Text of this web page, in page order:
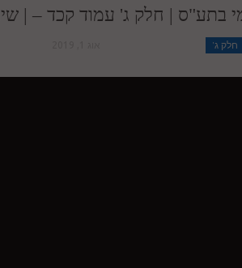
בתע"ס | חלק ג' עמוד קכד – |
חלק ג'